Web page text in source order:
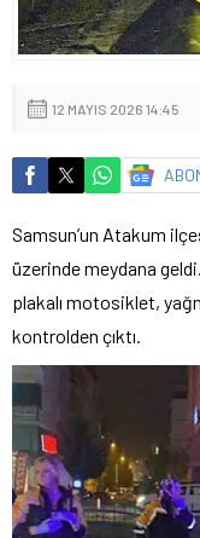
12 MAYIS 2026 14:45
Samsun’un Atakum
üzerinde meydana
plakalı motosiklet,
kontrolden çıktı.